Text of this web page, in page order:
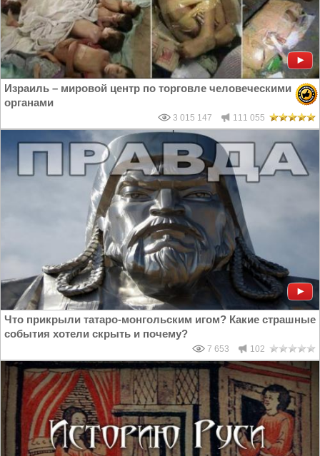
Израиль – мировой центр по торговле человеческими
органами
3 015 147 111 055
Что прикрыли татаро-монгольским игом? Какие страшные
события хотели скрыть и почему?
7 653 102